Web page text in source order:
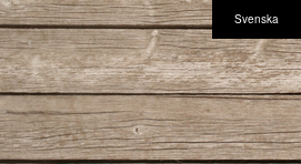
Svenska